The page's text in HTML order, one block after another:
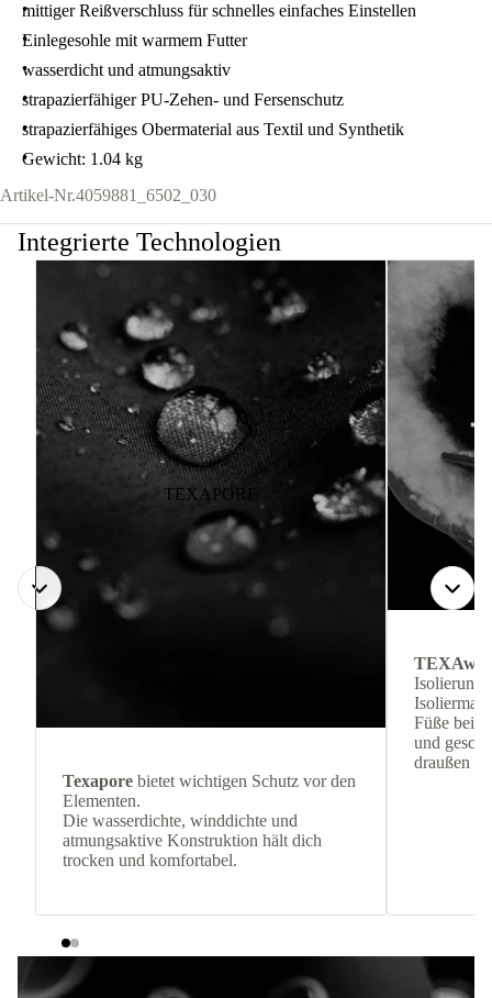
mittiger Reißverschluss für schnelles einfaches Einstellen
Einlegesohle mit warmem Futter
wasserdicht und atmungsaktiv
strapazierfähiger PU-Zehen- und Fersenschutz
strapazierfähiges Obermaterial aus Textil und Synthetik
Gewicht: 1.04 kg
Artikel-Nr.4059881_6502_030
Integrierte Technologien
TEXAPORE
Texapore bietet wichtigen Schutz vor den
Elementen.
Die wasserdichte, winddichte und
atmungsaktive Konstruktion hält dich
trocken und komfortabel.
Isolierung
Füße bei
und
draußen